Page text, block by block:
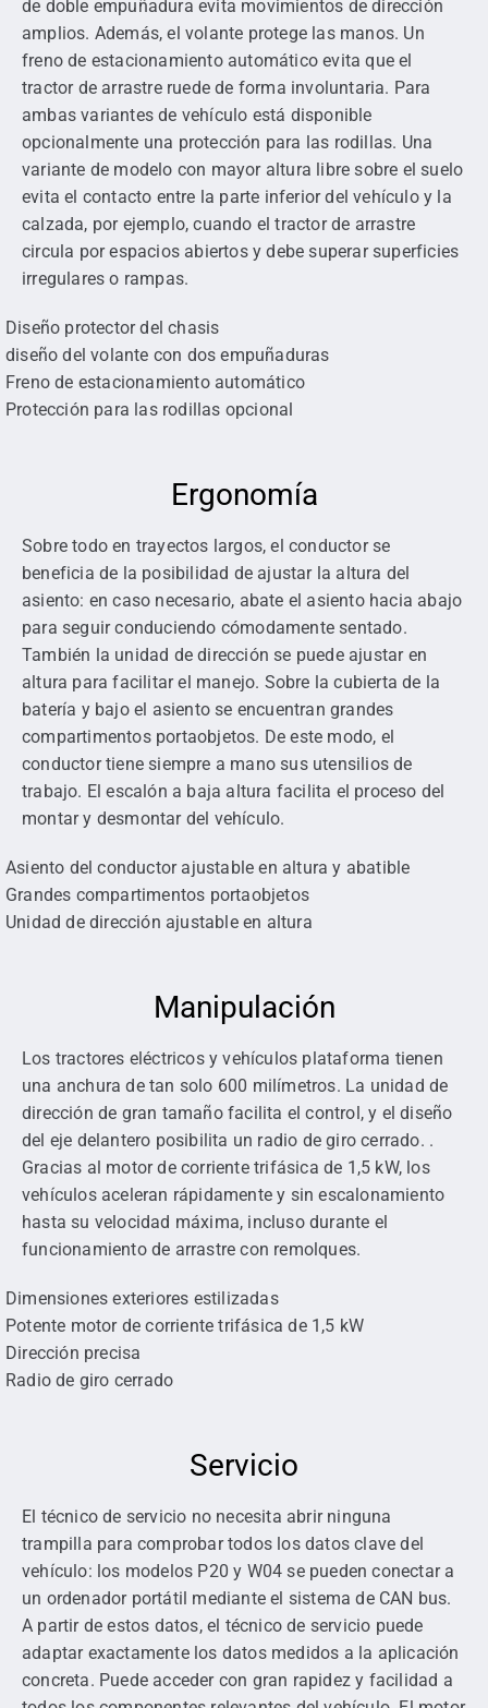
de doble empuñadura evita movimientos de dirección
amplios. Además, el volante protege las manos. Un
freno de estacionamiento automático evita que el
tractor de arrastre ruede de forma involuntaria. Para
ambas variantes de vehículo está disponible
opcionalmente una protección para las rodillas. Una
variante de modelo con mayor altura libre sobre el suelo
evita el contacto entre la parte inferior del vehículo y la
calzada, por ejemplo, cuando el tractor de arrastre
circula por espacios abiertos y debe superar superficies
irregulares o rampas.
Diseño protector del chasis
diseño del volante con dos empuñaduras
Freno de estacionamiento automático
Protección para las rodillas opcional
Ergonomía
Sobre todo en trayectos largos, el conductor se
beneficia de la posibilidad de ajustar la altura del
asiento: en caso necesario, abate el asiento hacia abajo
para seguir conduciendo cómodamente sentado.
También la unidad de dirección se puede ajustar en
altura para facilitar el manejo. Sobre la cubierta de la
batería y bajo el asiento se encuentran grandes
compartimentos portaobjetos. De este modo, el
conductor tiene siempre a mano sus utensilios de
trabajo. El escalón a baja altura facilita el proceso del
montar y desmontar del vehículo.
Asiento del conductor ajustable en altura y abatible
Grandes compartimentos portaobjetos
Unidad de dirección ajustable en altura
Manipulación
Los tractores eléctricos y vehículos plataforma tienen
una anchura de tan solo 600 milímetros. La unidad de
dirección de gran tamaño facilita el control, y el diseño
del eje delantero posibilita un radio de giro cerrado. .
Gracias al motor de corriente trifásica de 1,5 kW, los
vehículos aceleran rápidamente y sin escalonamiento
hasta su velocidad máxima, incluso durante el
funcionamiento de arrastre con remolques.
Dimensiones exteriores estilizadas
Potente motor de corriente trifásica de 1,5 kW
Dirección precisa
Radio de giro cerrado
Servicio
El técnico de servicio no necesita abrir ninguna
trampilla para comprobar todos los datos clave del
vehículo: los modelos P20 y W04 se pueden conectar a
un ordenador portátil mediante el sistema de CAN bus.
A partir de estos datos, el técnico de servicio puede
adaptar exactamente los datos medidos a la aplicación
concreta. Puede acceder con gran rapidez y facilidad a